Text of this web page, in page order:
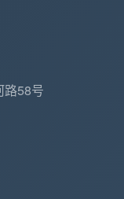
、板材多的房
“新坑”与“真
路58号